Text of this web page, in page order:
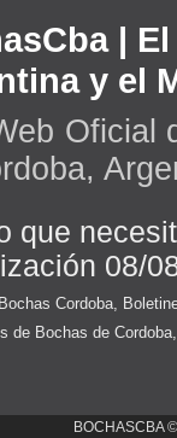
|
y el
Oficial
que
08/
Cordoba
de Bochas de Cordoba
BOCHASCBA